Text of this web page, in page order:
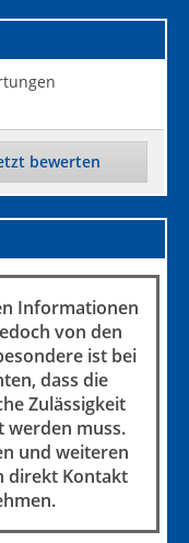
bewerten
Informationen
von den
ist bei
dass die
Zulässigkeit
werden muss.
und weiteren
direkt Kontakt